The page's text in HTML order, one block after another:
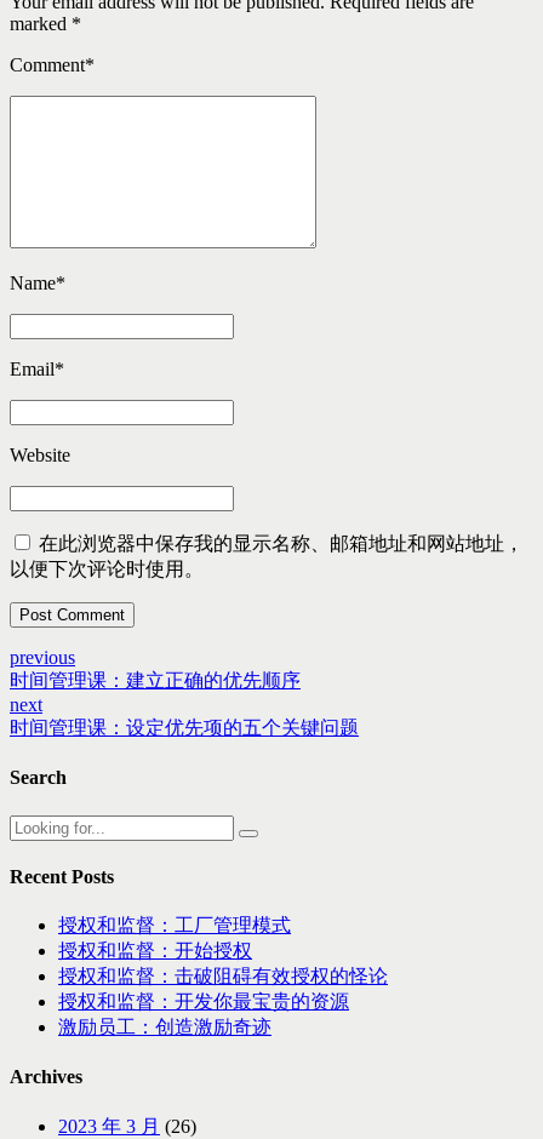
marked *
Comment*
Name*
Email*
Website
在此浏览器中保存我的显示名称、邮箱地址和网站地址，
以便下次评论时使用。
Post Comment
previous
时间管理课：建立正确的优先顺序
next
时间管理课：设定优先项的五个关键问题
Search
Recent Posts
授权和监督：工厂管理模式
授权和监督：开始授权
授权和监督：击破阻碍有效授权的怪论
授权和监督：开发你最宝贵的资源
激励员工：创造激励奇迹
Archives
2023 年 3 月 (26)